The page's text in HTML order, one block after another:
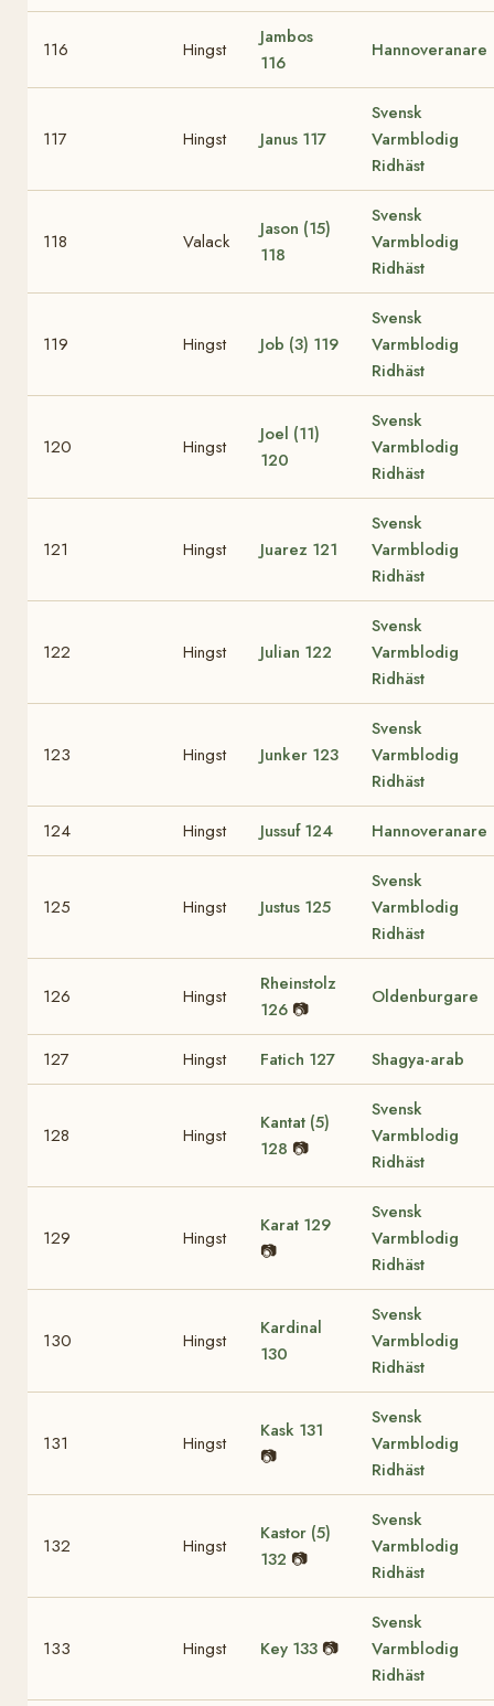
116 Hingst
Jambos
116
Hannoveranare
117 Hingst Janus 117
Svensk
Varmblodig
Ridhäst
118 Valack
Jason (15)
118
Svensk
Varmblodig
Ridhäst
119 Hingst Job (3) 119
Svensk
Varmblodig
Ridhäst
120 Hingst
Joel (11)
120
Svensk
Varmblodig
Ridhäst
121 Hingst Juarez 121
Svensk
Varmblodig
Ridhäst
122 Hingst Julian 122
Svensk
Varmblodig
Ridhäst
123 Hingst Junker 123
Svensk
Varmblodig
Ridhäst
124 Hingst Jussuf124 Hannoveranare
125 Hingst Justus 125
Svensk
Varmblodig
Ridhäst
126 Hingst
Rheinstolz
126 📷
Oldenburgare
127 Hingst Fatich 127 Shagya-arab
128 Hingst
Kantat (5)
128 📷
Svensk
Varmblodig
Ridhäst
129 Hingst
Karat 129
📷
Svensk
Varmblodig
Ridhäst
130 Hingst
Kardinal
130
Svensk
Varmblodig
Ridhäst
131 Hingst
Kask 131
📷
Svensk
Varmblodig
Ridhäst
132 Hingst
Kastor (5)
132 📷
Svensk
Varmblodig
Ridhäst
133 Hingst Key 133 📷
Svensk
Varmblodig
Ridhäst